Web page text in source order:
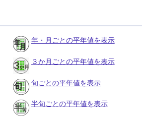
年・月ごとの平年値を表示
３か月ごとの平年値を表示
旬ごとの平年値を表示
半旬ごとの平年値を表示